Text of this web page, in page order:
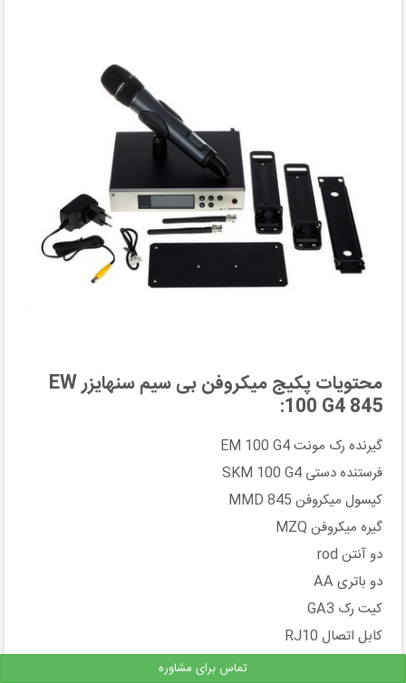
محتویات پکیج میکروفن بی سیم سنهایزر EW
100 G4 845:
گیرنده رک مونت EM 100 G4
فرستنده دستی SKM 100 G4
کپسول میکروفن MMD 845
گیره میکروفن MZQ
دو آنتن rod
دو باتری AA
کیت رک GA3
کابل اتصال RJ10
تماس برای مشاوره